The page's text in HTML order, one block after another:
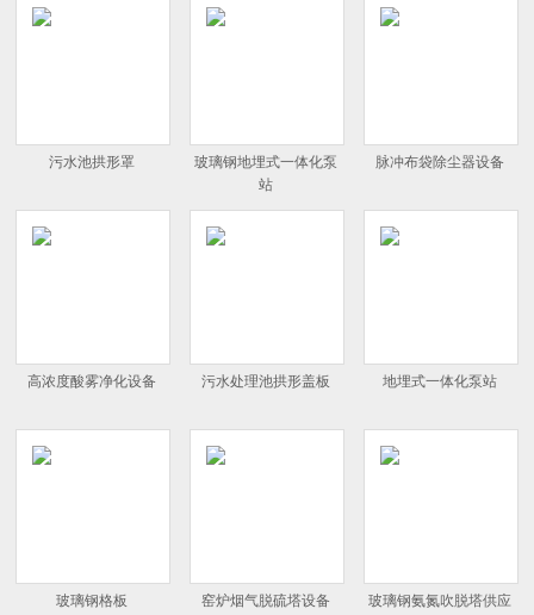
污水池拱形罩
玻璃钢地埋式一体化泵
站
脉冲布袋除尘器设备
高浓度酸雾净化设备 污水处理池拱形盖板 地埋式一体化泵站
玻璃钢格板 窑炉烟气脱硫塔设备 玻璃钢氨氮吹脱塔供应